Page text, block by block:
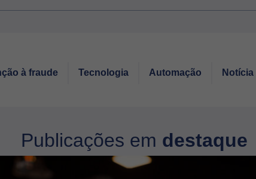
à fraude Tecnologia Automação Notícia
Publicações em destaque